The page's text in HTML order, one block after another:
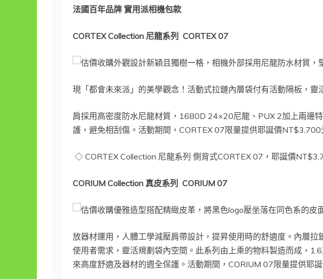
法國百年品牌 實用派相機包款
CORTEX Collection 尼龍系列 CORTEX 07
外觀設計新穎且獨樹一格，相機外部採用尼龍防水材質
現「都會未來派」的美學觀念！活動式拉鏈內層袋付有活動隔板，
肩採用高密度防水尼龍材質，1680D 24×20尼龍、PUX 2加上兩邊
護，避免相刮傷。活動期間，CORTEX 07限量提供耶誕價NT$3,700
◇ CORTEX Collection 尼龍系列 側背式CORTEX 07，耶誕價
CORIUM Collection 真皮系列 CORIUM 07
優雅造型搭配精緻皮革，將黑色logo壓坐落在同色系的
放器材運用，人體工學減壓肩帶設計，提昇使用時的舒適度。內層
使用者需求，靈活規劃袋內空間。此系列由上乘的物料製造而成，
來高度舒適及器材的週全保護。活動期間，CORIUM 07限量提供耶